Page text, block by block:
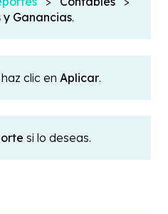
Ganancias.
clic en Aplicar.
si lo deseas.